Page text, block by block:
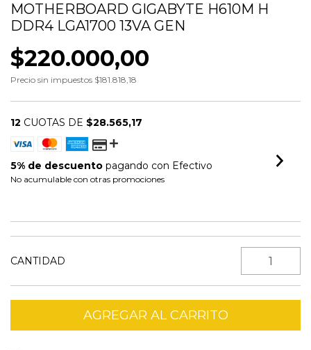
MOTHERBOARD GIGABYTE H610M H
DDR4 LGA1700 13VA GEN
$220.000,00
Precio sin impuestos $181.818,18
12 CUOTAS DE $28.565,17
5% de descuento pagando con Efectivo
No acumulable con otras promociones
CANTIDAD